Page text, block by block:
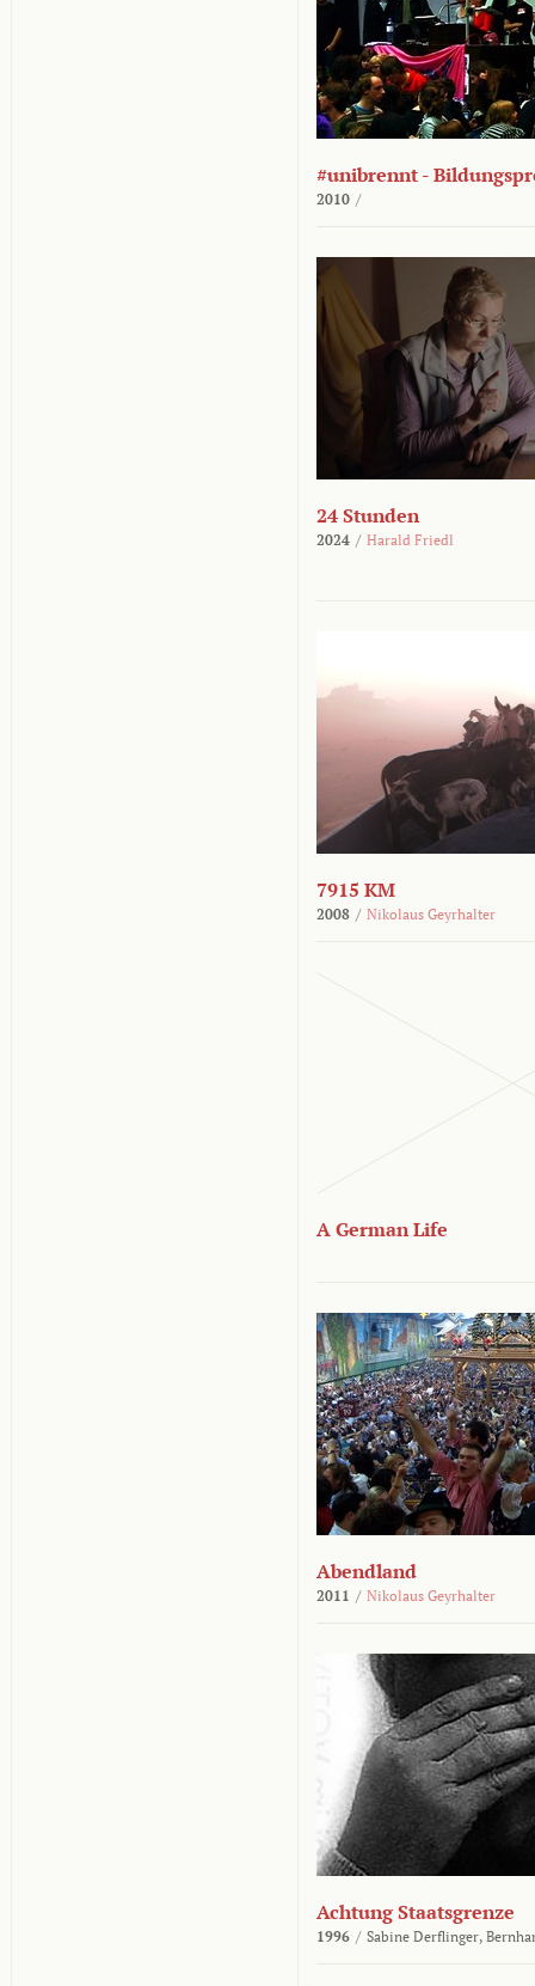
#unibrennt -
2010 /
24 Stunden
2024 / Harald Friedl
7915 KM
2008 / Nikolaus Geyrhalter
A German Life
Abendland
2011 / Nikolaus Geyrhalter
Achtung Staatsgrenze
1996 / Sabine Derflinger,